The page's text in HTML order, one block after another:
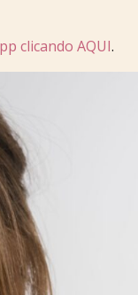
clicando AQUI.